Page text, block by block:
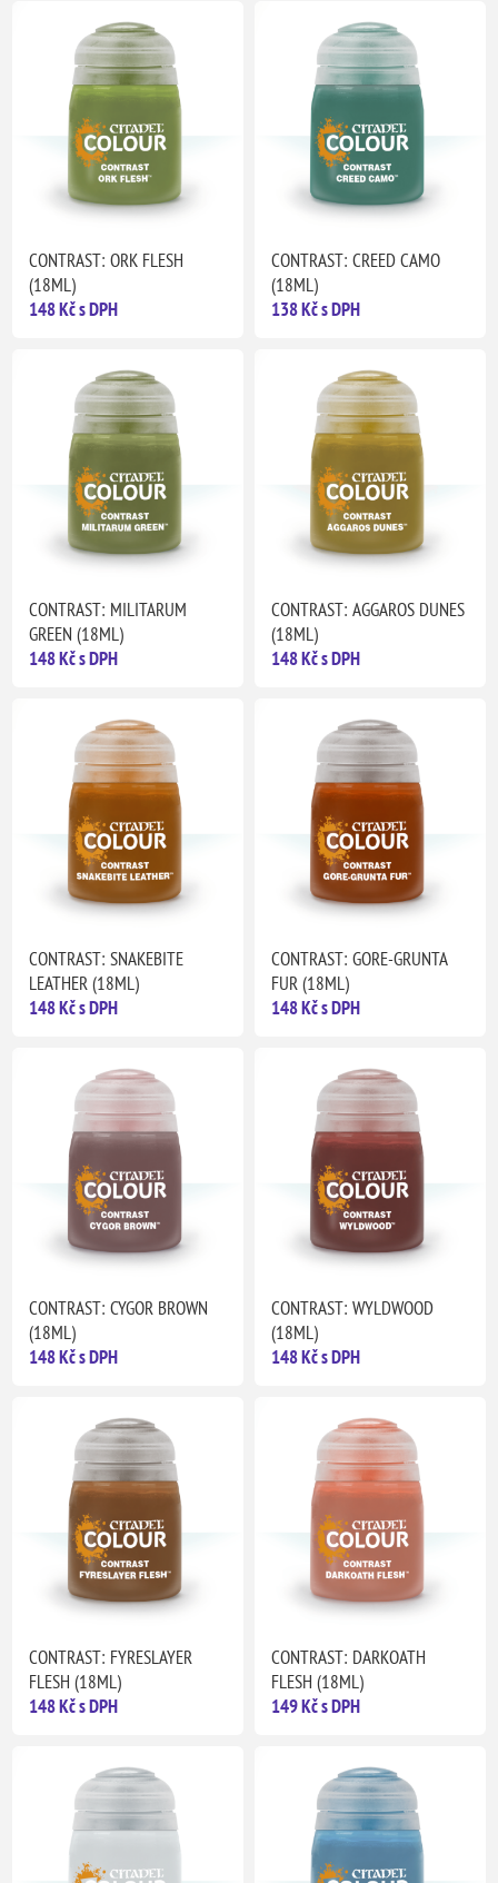
CONTRAST: ORK FLESH
(18ML)
148 Kč s DPH
CONTRAST: CREED CAMO
(18ML)
138 Kč s DPH
CONTRAST: MILITARUM
GREEN (18ML)
148 Kč s DPH
CONTRAST: AGGAROS DUNES
(18ML)
148 Kč s DPH
CONTRAST: SNAKEBITE
LEATHER (18ML)
148 Kč s DPH
CONTRAST: GORE-GRUNTA
FUR (18ML)
148 Kč s DPH
CONTRAST: CYGOR BROWN
(18ML)
148 Kč s DPH
CONTRAST: WYLDWOOD
(18ML)
148 Kč s DPH
CONTRAST: FYRESLAYER
FLESH (18ML)
148 Kč s DPH
CONTRAST: DARKOATH
FLESH (18ML)
149 Kč s DPH